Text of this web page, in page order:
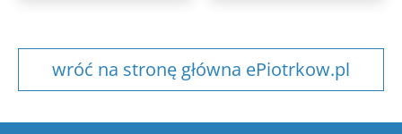
wróć na stronę główna ePiotrkow.pl